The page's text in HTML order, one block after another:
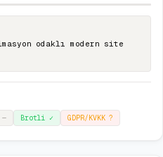
odaklı modern site
— Brotli✓ GDPR/KVKK?